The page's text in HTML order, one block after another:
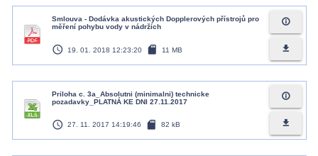
Smlouva - Dodávka akustických Dopplerových přístrojů pro
měření pohybu vody v nádržích
access_time 19. 01. 2018 12:23:20 sd_card 11 MB
info_outline
file_download
Priloha c. 3a_Absolutni (minimalni) technicke
pozadavky_PLATNÁ KE DNI 27.11.2017
access_time 27. 11. 2017 14:19:46 sd_card 82 kB
info_outline
file_download